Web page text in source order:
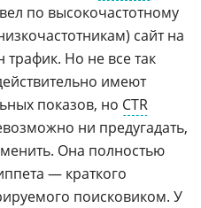
по высокочастотному
сайт на
трафик. Но не все так
имеют
показов, но CTR
ни предугадать,
Она полностью
— краткого
поисковиком. У